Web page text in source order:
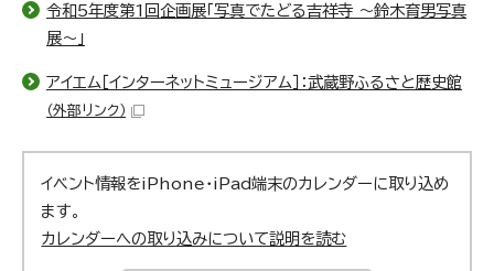
令和5年度第1回企画展「写真でたどる吉祥寺 ～鈴木育男写真
展～」
アイエム［インターネットミュージアム］：武蔵野ふるさと歴史館
（外部リンク）
イベント情報をiPhone・iPad端末のカレンダーに取り込め
ます。
カレンダーへの取り込みについて説明を読む